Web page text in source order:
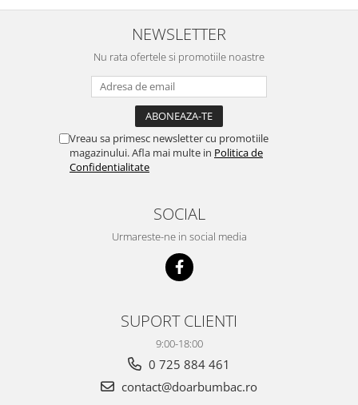
NEWSLETTER
Nu rata ofertele si promotiile noastre
Vreau sa primesc newsletter cu promotiile
magazinului. Afla mai multe in Politica de
Confidentialitate
SOCIAL
Urmareste-ne in social media
SUPORT CLIENTI
9:00-18:00
0 725 884 461
contact@doarbumbac.ro